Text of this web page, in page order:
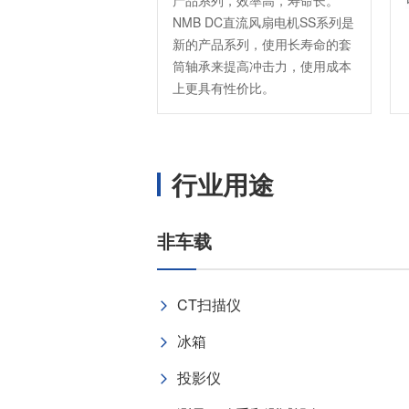
温度开关IC
模拟输出温度传感器IC
数字输出温度传感器IC
六维力传感器
低风速传感器
NMB DC直流风扇电机SS系列是
新的产品系列，使用长寿命的套
筒轴承来提高冲击力，使用成本
上更具有性价比。
行业用途
非车载
CT扫描仪
冰箱
投影仪